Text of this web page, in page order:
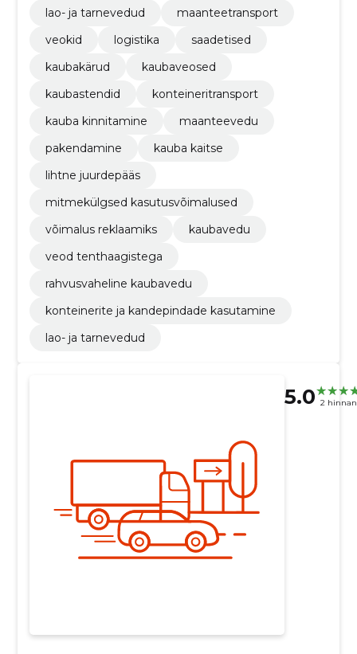
lao- ja tarnevedud
maanteetransport
veokid
logistika
saadetised
kaubakärud
kaubaveosed
kaubastendid
konteineritransport
kauba kinnitamine
maanteevedu
pakendamine
kauba kaitse
lihtne juurdepääs
mitmekülgsed kasutusvõimalused
võimalus reklaamiks
kaubavedu
veod tenthaagistega
rahvusvaheline kaubavedu
konteinerite ja kandepindade kasutamine
lao- ja tarnevedud
5.0 2